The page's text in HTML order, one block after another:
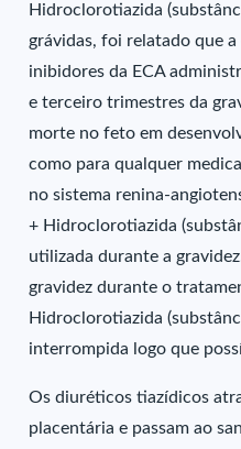
Hidroclorotiazida
grávidas, foi relatado que
inibidores da ECA
e terceiro trimestres da
morte no feto em
como para qualquer
no sistema renina-
+ Hidroclorotiazida
utilizada durante a
gravidez durante o
Hidroclorotiazida
interrompida logo que
Os diuréticos tiazídicos
placentária e passam ao